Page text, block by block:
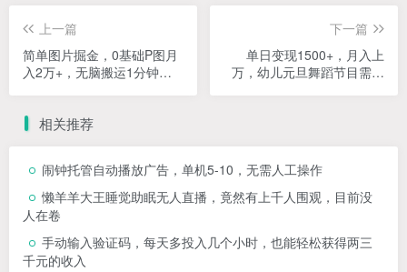
上一篇
简单图片掘金，0基础P图月
入2万+，无脑搬运1分钟搞
下一篇
单日变现1500+，月入上
万，幼儿元旦舞蹈节目需求
相关推荐
闹钟托管自动播放广告，单机5-10，无需人工操作
懒羊羊大王睡觉助眠无人直播，竟然有上千人围观，目前没
人在卷
手动输入验证码，每天多投入几个小时，也能轻松获得两三
千元的收入